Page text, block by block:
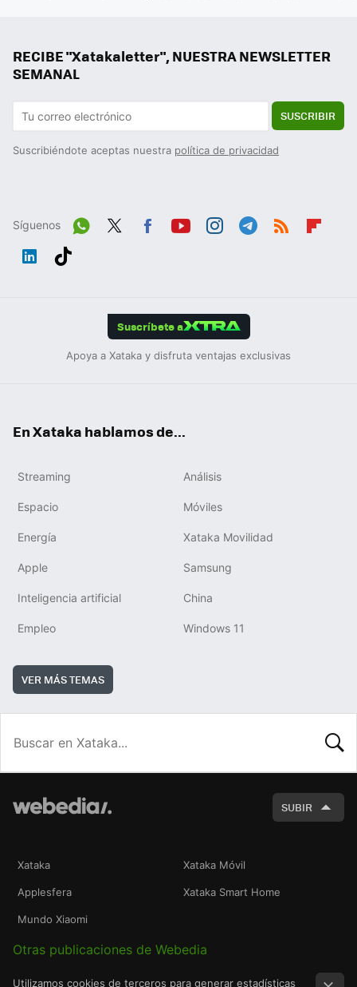
RECIBE "Xatakaletter", NUESTRA NEWSLETTER
SEMANAL
SUSCRIBIR
Suscribiéndote aceptas nuestra política de privacidad
Síguenos
Wh
Suscríbete a
Apoya a Xataka y disfruta ventajas exclusivas
En Xataka hablamos de...
Streaming Análisis
Espacio Móviles
Energía Xataka Movilidad
Apple Samsung
Inteligencia artificial China
Empleo Windows 11
VER MÁS TEMAS
SUBIR
Xataka Xataka Móvil
Applesfera Xataka Smart Home
Mundo Xiaomi
Otras publicaciones de Webedia
Utilizamos cookies de terceros para generar estadísticas